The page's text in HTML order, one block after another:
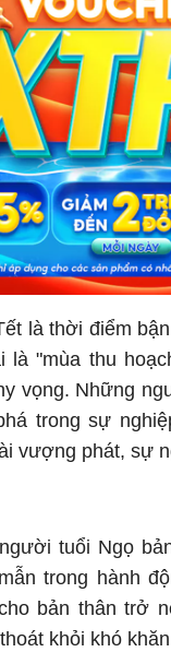
là thời điểm
là "mùa thu
vọng. Những
trong sự
vượng phát, sự
tuổi Ngọ
trong hành
bản thân trở
khỏi khó